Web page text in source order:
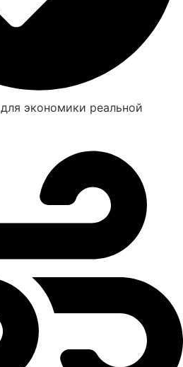
для экономики реальной